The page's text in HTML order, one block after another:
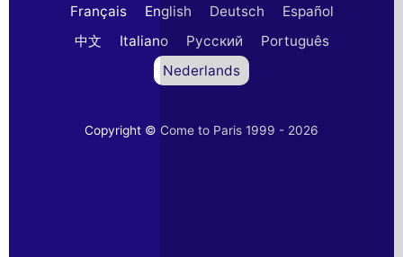
Français English Deutsch
Español
中文
Italiano Русский
Português
Nederlands
Copyright © Come to Paris 1999 - 2026